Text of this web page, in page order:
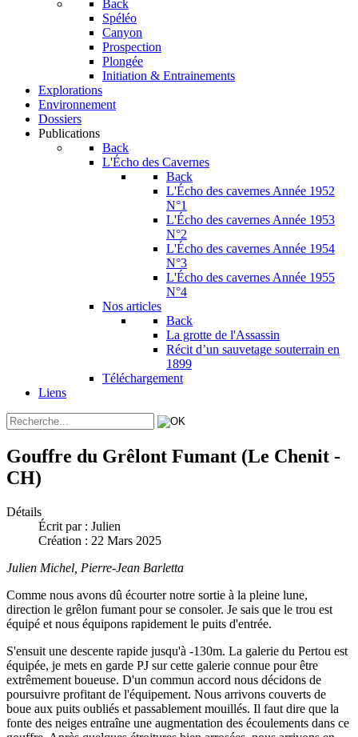
Back
Spéléo
Canyon
Prospection
Plongée
Initiation & Entrainements
Explorations
Environnement
Dossiers
Publications
Back
L'Écho des Cavernes
Back
L'Écho des cavernes Année 1952
N°1
L'Écho des cavernes Année 1953
N°2
L'Écho des cavernes Année 1954
N°3
L'Écho des cavernes Année 1955
N°4
Nos articles
Back
La grotte de l'Assassin
Récit d’un sauvetage souterrain en
1899
Téléchargement
Liens
Gouffre du Grêlont Fumant (Le Chenit -
CH)
Détails
Écrit par : Julien
Création : 22 Mars 2025
Julien Michel, Pierre-Jean Barletta
Comme nous avons dû écourter notre sortie à la pleine lune,
direction le grêlon fumant pour se consoler. Je sais que le trou est
équipé et nous équipons rapidement le puits d'entrée.
S'ensuit une descente rapide jusqu'à -130m. La galerie du Pertou est
équipée, je mets en garde PJ sur cette galerie connue pour être
extrêmement boueuse. D'un commun accord nous décidons de
poursuivre profitant de l'équipement. Nous arrivons couverts de
boue aux puits oubliés et passablement mouillés. Il faut dire que la
fonte des neiges entraîne une augmentation des écoulements dans ce